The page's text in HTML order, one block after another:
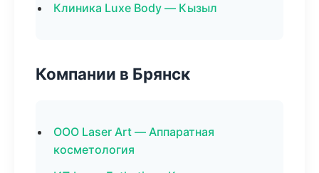
Клиника Luxe Body — Кызыл
Компании в Брянск
ООО Laser Art — Аппаратная
косметология